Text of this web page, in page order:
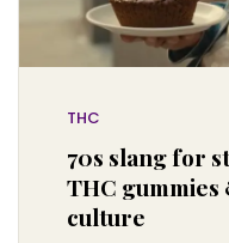
THC
70s slang for
THC
culture